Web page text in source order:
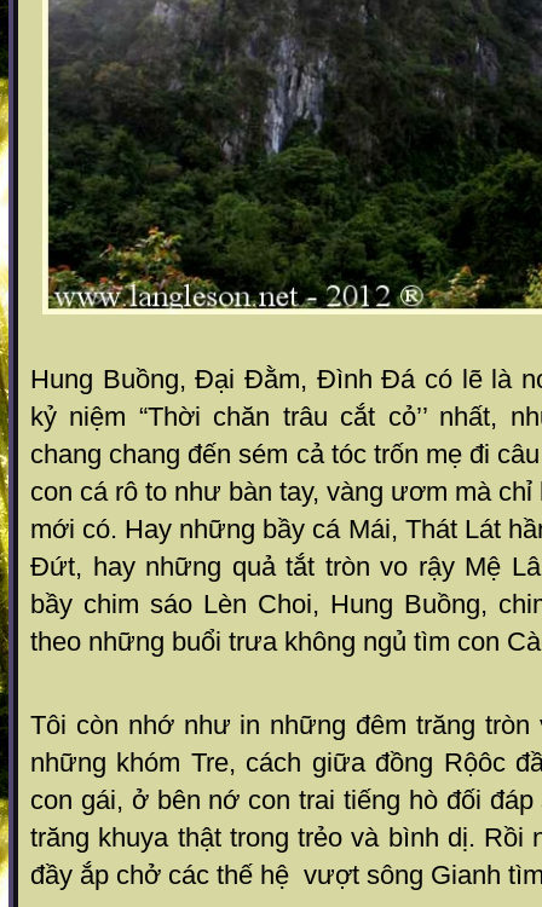
Hung Buồng, Đại Đằm, Đình Đá có lẽ là
kỷ niệm “Thời chăn trâu cắt cỏ’’ nhất,
chang chang đến sém cả tóc trốn mẹ đi
con cá rô to như bàn tay, vàng ươm mà
mới có. Hay những bầy cá Mái, Thát Lát
Đứt, hay những quả tắt tròn vo rậy Mệ
bầy chim sáo Lèn Choi, Hung Buồng,
theo những buổi trưa không ngủ tìm con
Tôi còn nhớ như in những đêm trăng tròn
những khóm Tre, cách giữa đồng Rộôc
con gái, ở bên nớ con trai tiếng hò đối
trăng khuya thật trong trẻo và bình dị. Rồi
đầy ắp chở các thế hệ vượt sông Gianh